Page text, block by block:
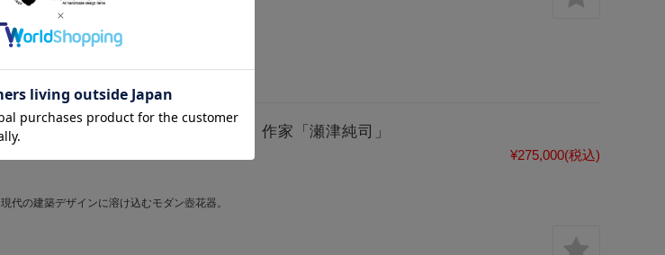
【共箱付】彩墨流花器（JS-626） 作家「瀬津純司」
¥275,000(税込)
現代の建築デザインに溶け込むモダン壺花器。